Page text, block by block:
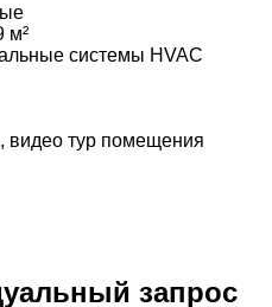
м²
системы HVAC
видео тур помещения
запрос